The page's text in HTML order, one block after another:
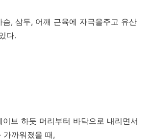
, 삼두, 어깨 근육에 자극을주고 유산
다.
브 하듯 머리부터 바닥으로 내리면서
가까워졌을 때,